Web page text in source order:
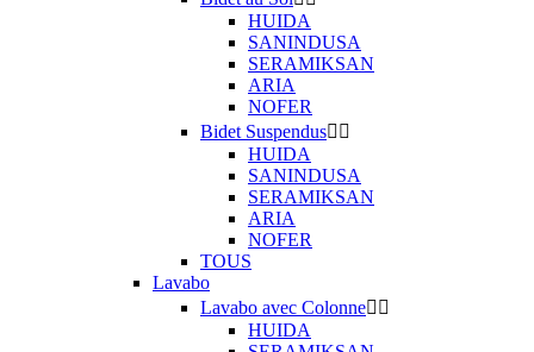
HUIDA
SANINDUSA
SERAMIKSAN
ARIA
NOFER
Bidet Suspendus 
HUIDA
SANINDUSA
SERAMIKSAN
ARIA
NOFER
TOUS
Lavabo
Lavabo avec Colonne 
HUIDA